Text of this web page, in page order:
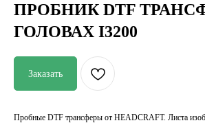
ПРОБНИК DTF
ГОЛОВАХ I3200
Заказать
Пробные DTF трансферы от HEADCRAFT. Листа